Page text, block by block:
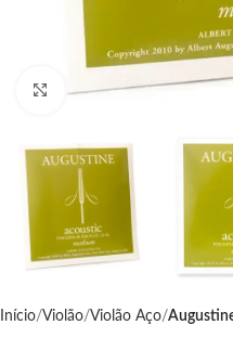
Click to enlarge
Início Violão Violão Aço